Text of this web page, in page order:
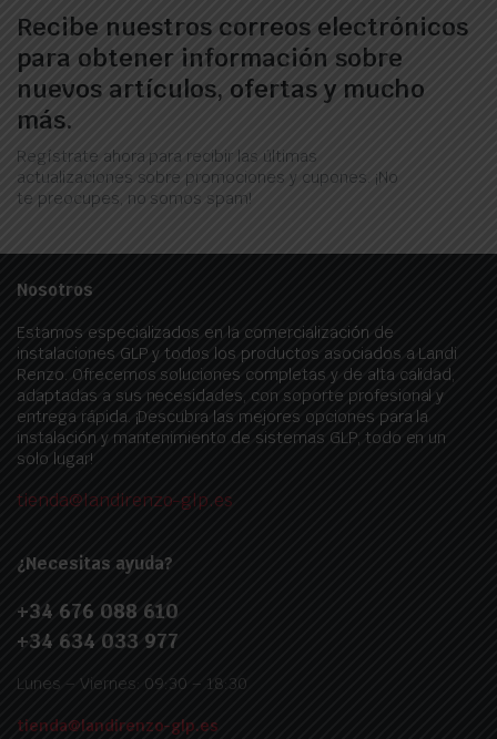
Recibe nuestros correos electrónicos
para obtener información sobre
nuevos artículos, ofertas y mucho
más.
Regístrate ahora para recibir las últimas
actualizaciones sobre promociones y cupones. ¡No
te preocupes, no somos spam!
Nosotros
Estamos especializados en la comercialización de
instalaciones GLP y todos los productos asociados a Landi
Renzo. Ofrecemos soluciones completas y de alta calidad,
adaptadas a sus necesidades, con soporte profesional y
entrega rápida. ¡Descubra las mejores opciones para la
instalación y mantenimiento de sistemas GLP, todo en un
solo lugar!
tienda@landirenzo-glp.es
¿Necesitas ayuda?
+34 676 088 610
+34 634 033 977
Lunes – Viernes: 09:30 – 18:30
tienda@landirenzo-glp.es